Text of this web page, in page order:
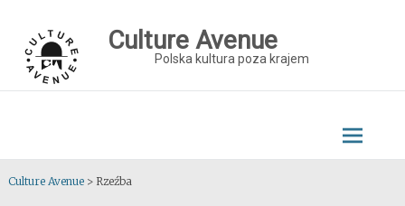
content
Culture Avenue
Polska kultura poza krajem
Culture Avenue> Rzeźba